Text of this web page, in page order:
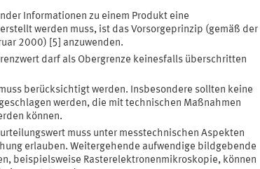
Informationen zu einem Produkt eine
werden muss, ist das Vorsorgeprinzip (gemäß der
2000) [5] anzuwenden.
darf als Obergrenze keinesfalls überschritten
berücksichtigt werden. Insbesondere sollten keine
werden, die mit technischen Maßnahmen
können.
muss unter messtechnischen Aspekten
erlauben. Weitergehende aufwendige bildgebende
beispielsweise Rasterelektronenmikroskopie, können